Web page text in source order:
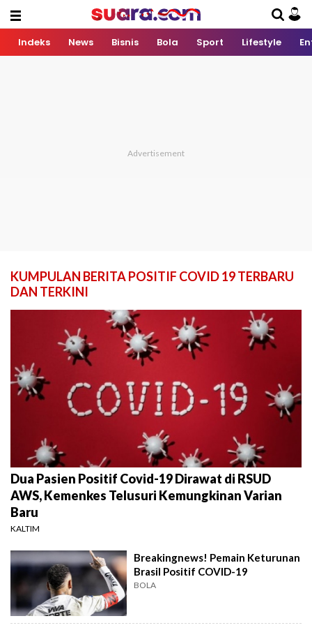
Indeks News Bisnis Bola Sport Lifestyle
KUMPULAN BERITA POSITIF COVID 19 TERBARU
DAN TERKINI
Dua Pasien Positif Covid-19 Dirawat di RSUD
AWS, Kemenkes Telusuri Kemungkinan Varian
Baru
KALTIM
Breakingnews! Pemain Keturunan
Brasil Positif COVID-19
BOLA